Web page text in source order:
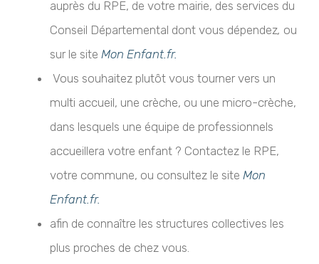
auprès du RPE, de votre mairie, des services du
Conseil Départemental dont vous dépendez, ou
sur le site Mon Enfant.fr.
Vous souhaitez plutôt vous tourner vers un
multi accueil, une crèche, ou une micro-crèche,
dans lesquels une équipe de professionnels
accueillera votre enfant ? Contactez le RPE,
votre commune, ou consultez le site Mon
Enfant.fr.
afin de connaître les structures collectives les
plus proches de chez vous.